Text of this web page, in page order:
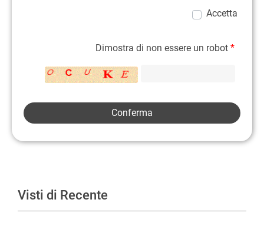
Accetta
Dimostra di non essere un robot *
Visti di Recente